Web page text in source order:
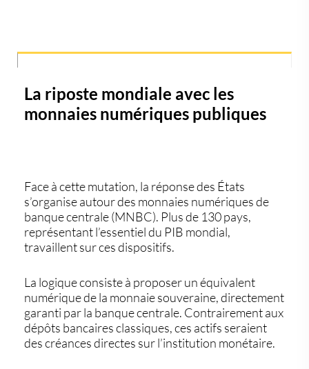
La riposte mondiale avec les
monnaies numériques publiques
Face à cette mutation, la réponse des États
s’organise autour des monnaies numériques de
banque centrale (MNBC). Plus de 130 pays,
représentant l’essentiel du PIB mondial,
travaillent sur ces dispositifs.
La logique consiste à proposer un équivalent
numérique de la monnaie souveraine, directement
garanti par la banque centrale. Contrairement aux
dépôts bancaires classiques, ces actifs seraient
des créances directes sur l’institution monétaire.